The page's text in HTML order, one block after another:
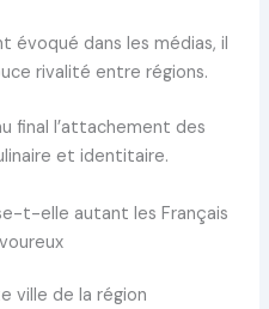
évoqué dans les médias, il
rivalité entre régions.
final l’attachement des
et identitaire.
t-elle autant les Français
ville de la région